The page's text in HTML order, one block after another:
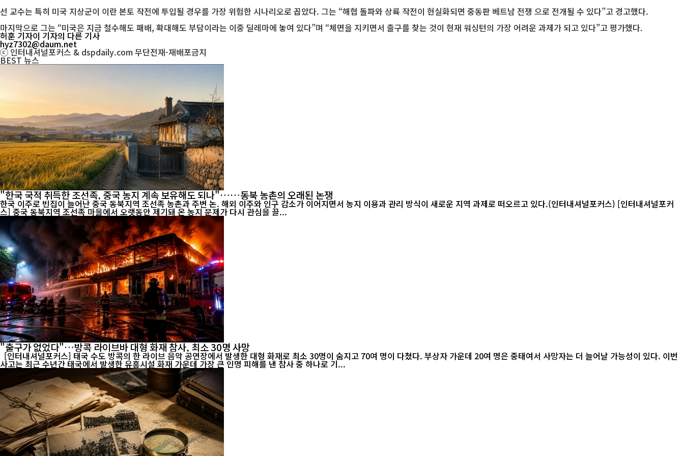
선 교수는 특히 미국 지상군이 이란 본토 작전에 투입될 경우를 가장 위험한 시나리오로 꼽았다. 그는 “해협 돌파와 상륙 작전이 현실화되면 중동판 베트남 전쟁 으로 전개될 수 있다”고 경고했다.
마지막으로 그는 “미국은 지금 철수해도 패배, 확대해도 부담이라는 이중 딜레마에 놓여 있다”며 “체면을 지키면서 출구를 찾는 것이 현재 워싱턴의 가장 어려운 과제가 되고 있다”고 평가했다.
허훈 기자이 기자의 다른 기사
hyz7302@daum.net
ⓒ 인터내셔널포커스 & dspdaily.com 무단전재-재배포금지
BEST뉴스
"한국 국적 취득한 조선족, 중국 농지 계속 보유해도 되나"……동북 농촌의 오래된 논쟁
한국 이주로 빈집이 늘어난 중국 동북지역 조선족 농촌과 주변 논. 해외 이주와 인구 감소가 이어지면서 농지 이용과 관리 방식이 새로운 지역 과제로 떠오르고 있다.(인터내셔널포커스) [인터내셔널포커
스] 중국 동북지역 조선족 마을에서 오랫동안 제기돼 온 농지 문제가 다시 관심을 끌...
"출구가 없었다"…방콕 라이브바 대형 화재 참사, 최소 30명 사망
[인터내셔널포커스] 태국 수도 방콕의 한 라이브 음악 공연장에서 발생한 대형 화재로 최소 30명이 숨지고 70여 명이 다쳤다. 부상자 가운데 20여 명은 중태여서 사망자는 더 늘어날 가능성이 있다. 이번
사고는 최근 수년간 태국에서 발생한 유흥시설 화재 가운데 가장 큰 인명 피해를 낸 참사 중 하나로 기...